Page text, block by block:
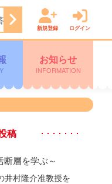
！★今夜は…焼肉きんぐ
新規登録 ログイン
お知らせ
INFORMATION
稿
層を学ぶ～
井村隆介准教授を